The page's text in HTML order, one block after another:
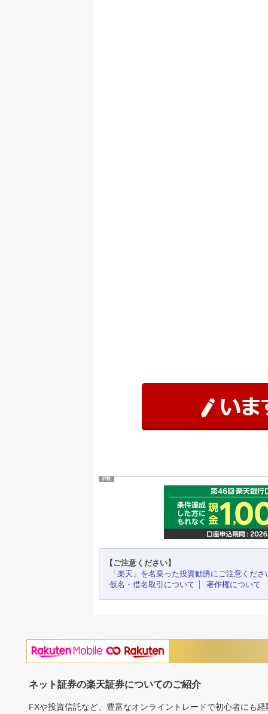
PR
【ご注意ください】
「楽天」を名乗った投資勧誘にご注意くださ
仮名・借名取引について
著作権について
ネット証券の楽天証券についてのご紹介
FXや投資信託など、豊富なオンライントレードで初心者にも